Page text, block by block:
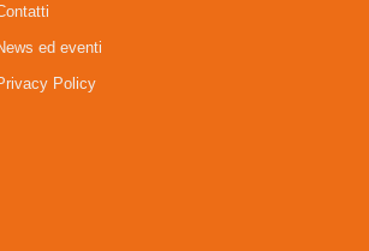
ed eventi
Policy